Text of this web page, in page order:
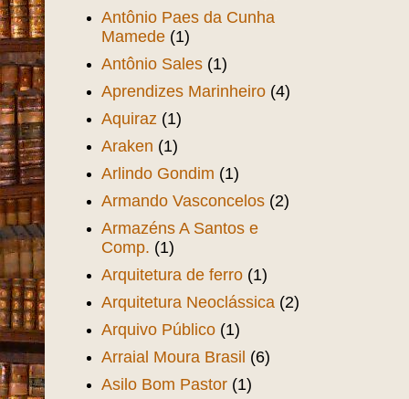
Antônio Paes da Cunha
Mamede (1)
Antônio Sales (1)
Aprendizes Marinheiro (4)
Aquiraz (1)
Araken (1)
Arlindo Gondim (1)
Armando Vasconcelos (2)
Armazéns A Santos e
Comp. (1)
Arquitetura de ferro (1)
Arquitetura Neoclássica (2)
Arquivo Público (1)
Arraial Moura Brasil (6)
Asilo Bom Pastor (1)